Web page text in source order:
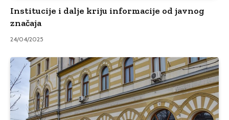
Institucije i dalje kriju informacije od javnog
značaja
24/04/2025